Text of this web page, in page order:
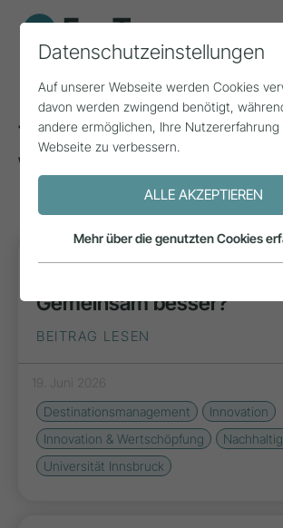
Tags zum Thema:
Wertschöpfung
FORSCHUNG
Gemeinsam besser?
BEITRAG LESEN
19. Juni 2026
Destinationsmanagement
Innovation
Innovation & Wertschöpfung
Universität Innsbruck
Datenschutzeinstellungen
Auf unserer Webseite werden Cookies
davon werden zwingend benötigt,
andere ermöglichen, Ihre
Webseite zu verbessern.
ALLE AKZEPTIEREN
Mehr über die genutzten Cookies